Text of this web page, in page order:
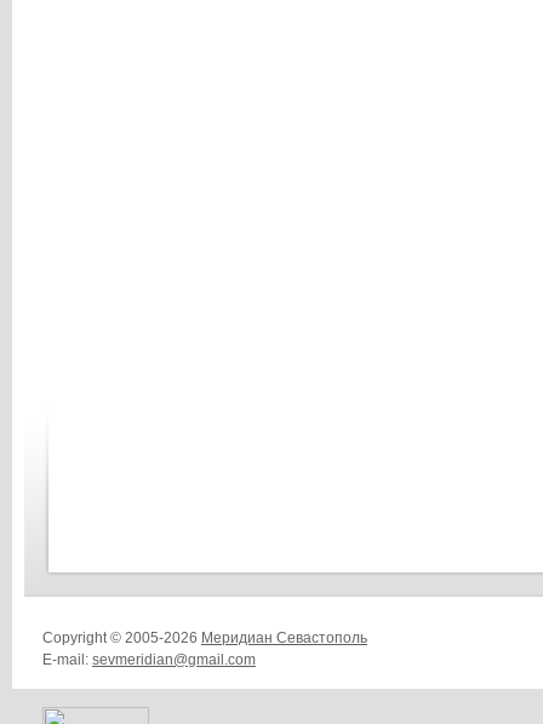
Copyright © 2005-2026 Меридиан Севастополь
E-mail: sevmeridian@gmail.com